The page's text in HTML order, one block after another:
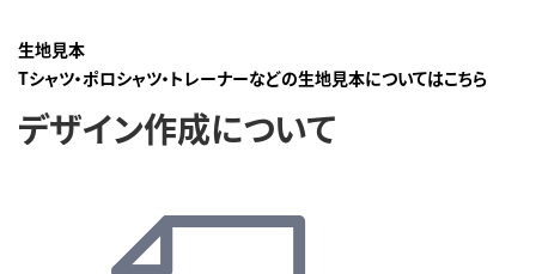
生地見本
Tシャツ・ポロシャツ・トレーナーなどの生地見本についてはこちら
デザイン作成について